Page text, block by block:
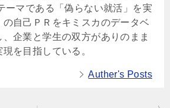
ーマである「偽らない就活」を実
自己ＰＲをキミスカのデータベ
企業と学生の双方がありのまま
を目指している。
Auther's Posts